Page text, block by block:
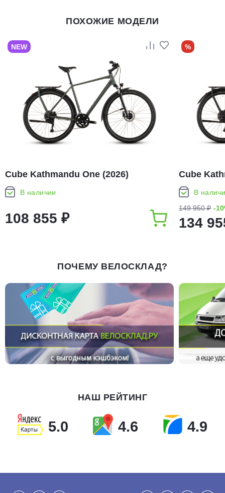
ПОХОЖИЕ МОДЕЛИ
NEW
Cube Kathmandu One (2026)
В наличии
108 855 ₽
%
Cube
В
149 950 ₽ -
134
ПОЧЕМУ ВЕЛОСКЛАД?
НАШ РЕЙТИНГ
5.0 4.6 4.9